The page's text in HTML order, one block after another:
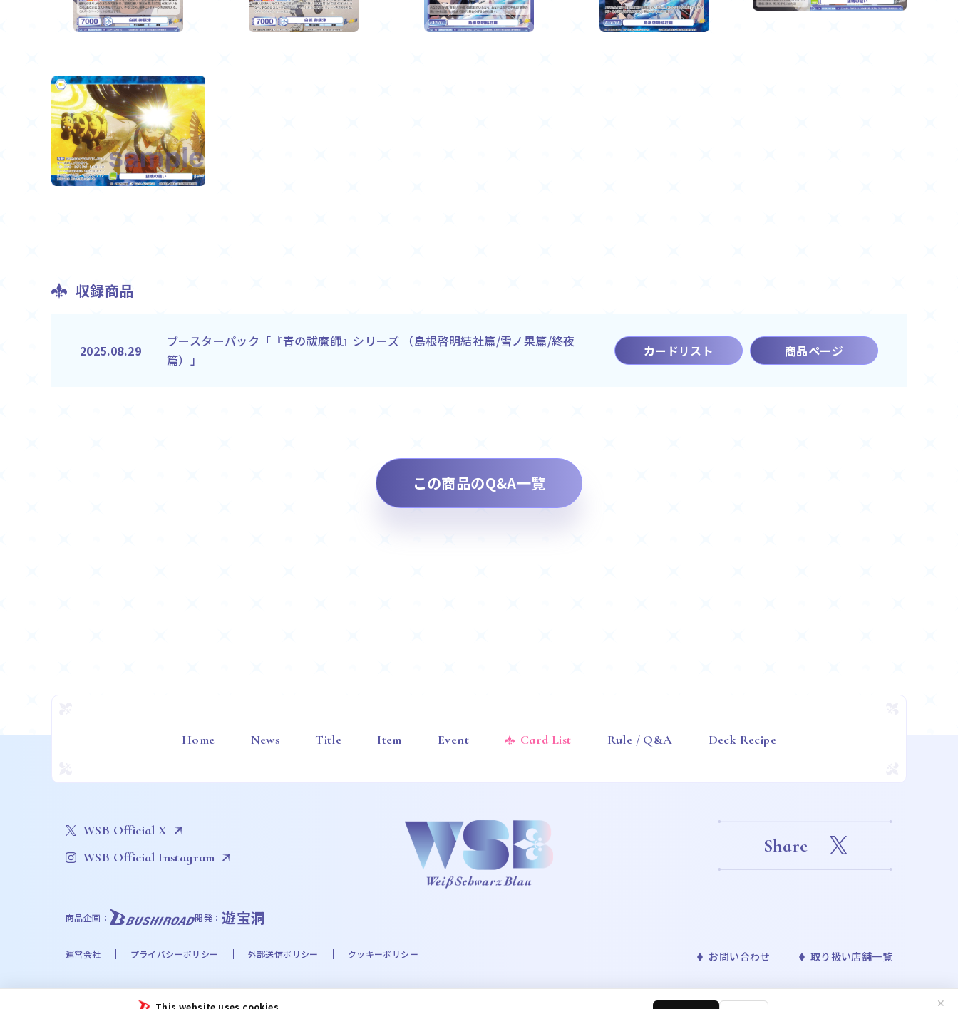
This website uses cookies ✕
収録商品
2025.08.29
ブースターパック「『青の祓魔師』シリーズ （島根啓明結社篇/雪ノ果篇/終夜
篇）」
カードリスト 商品ページ
この商品のQ&A一覧
Home News Title Item Event Card List Rule / Q&A Deck Recipe
WSB Official X
WSB Official Instagram
Share
商品企画： 開発： 遊宝洞
運営会社 プライバシーポリシー 外部送信ポリシー クッキーポリシー お問い合わせ 取り扱い店舗一覧